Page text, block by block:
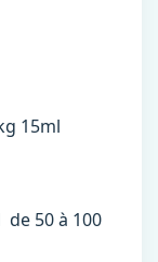
15ml
50 à 100